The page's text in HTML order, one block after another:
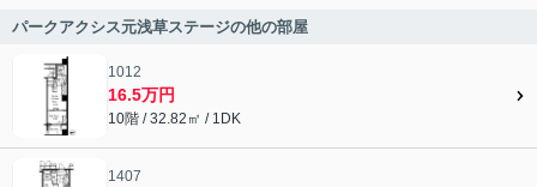
パークアクシス元浅草ステージの他の部屋
1012
16.5万円
10階 / 32.82㎡ / 1DK
1407